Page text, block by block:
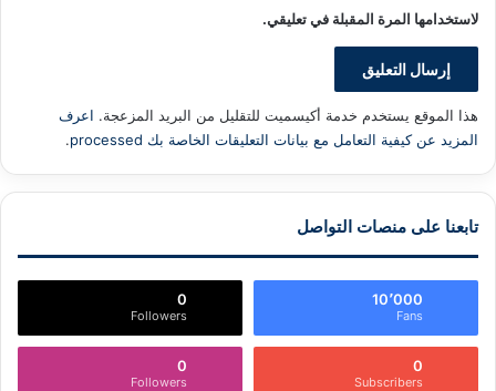
لاستخدامها المرة المقبلة في تعليقي.
هذا الموقع يستخدم خدمة أكيسميت للتقليل من البريد المزعجة. اعرف
المزيد عن كيفية التعامل مع بيانات التعليقات الخاصة بك processed
.
تابعنا على منصات التواصل
10٬000
Fans
0
Followers
0
Subscribers
0
Followers